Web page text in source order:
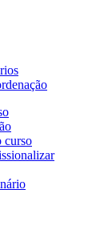
curso